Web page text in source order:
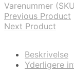
Varenummer
Previous Product
Next Product
Beskrivelse
Yderligere